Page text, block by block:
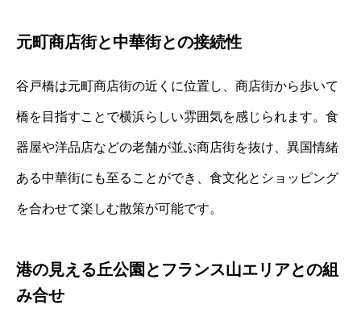
元町商店街と中華街との接続性
谷戸橋は元町商店街の近くに位置し、商店街から歩いて
橋を目指すことで横浜らしい雰囲気を感じられます。食
器屋や洋品店などの老舗が並ぶ商店街を抜け、異国情緒
ある中華街にも至ることができ、食文化とショッピング
を合わせて楽しむ散策が可能です。
港の見える丘公園とフランス山エリアとの組
み合せ